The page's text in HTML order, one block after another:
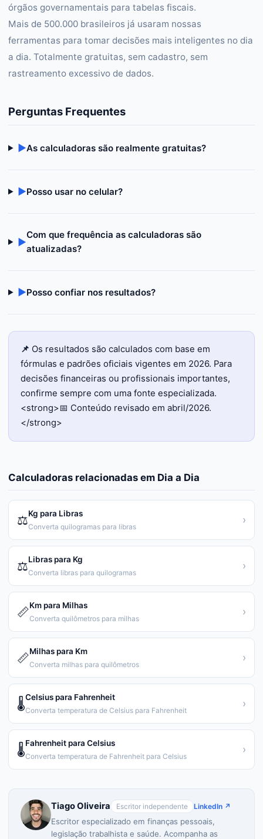
órgãos governamentais para tabelas fiscais.
Mais de 500.000 brasileiros já usaram nossas
ferramentas para tomar decisões mais inteligentes no dia
a dia. Totalmente gratuitas, sem cadastro, sem
rastreamento excessivo de dados.
Perguntas Frequentes
▶As calculadoras são realmente gratuitas?
▶Posso usar no celular?
▶
Com que frequência as calculadoras são
atualizadas?
▶Posso confiar nos resultados?
📌 Os resultados são calculados com base em
fórmulas e padrões oficiais vigentes em 2026. Para
decisões financeiras ou profissionais importantes,
confirme sempre com uma fonte especializada.
<strong>📅 Conteúdo revisado em abril/2026.
</strong>
Calculadoras relacionadas em Dia a Dia
⚖️Kg para Libras
Converta quilogramas para libras
›
⚖️Libras para Kg
Converta libras para quilogramas
›
📏Km para Milhas
Converta quilômetros para milhas
›
📏Milhas para Km
Converta milhas para quilômetros
›
🌡️Celsius para Fahrenheit
Converta temperatura de Celsius para Fahrenheit
›
🌡️Fahrenheit para Celsius
Converta temperatura de Fahrenheit para Celsius
›
Tiago Oliveira Escritor independente LinkedIn ↗
Escritor especializado em finanças pessoais,
legislação trabalhista e saúde. Acompanha as